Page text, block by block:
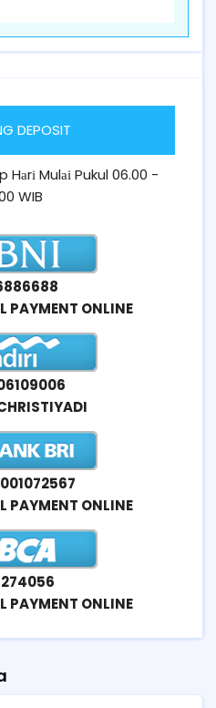
DEPOSIT
Mulаі Pukul 06.00 -
WIB
PAYMENT ONLINE
PAYMENT ONLINE
PAYMENT ONLINE